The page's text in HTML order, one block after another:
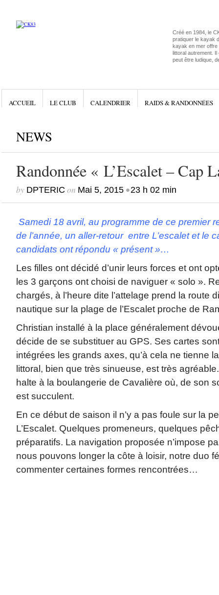
Créé en 1984, le
pratiquer le kayak
kayak en mer offre
littoral autrement.
peut être ludique,
ACCUEIL LE CLUB CALENDRIER RAIDS & RANDONNÉES
NEWS
Randonnée « L’Escalet – Cap
by DPTERIC on Mai 5, 2015•23 h 02 min
Samedi 18 avril, au programme de ce premier
de l’année, un aller-retour entre L’escalet et le
candidats ont répondu « présent »…
Les filles ont décidé d’unir leurs forces et ont
les 3 garçons ont choisi de naviguer « solo ».
chargés, à l’heure dite l’attelage prend la route
nautique sur la plage de l’Escalet proche de
Christian installé à la place généralement
décide de se substituer au GPS. Ses cartes
intégrées les grands axes, qu’à cela ne tienne
littoral, bien que très sinueuse, est très
halte à la boulangerie de Cavalière où, de son
est succulent.
En ce début de saison il n’y a pas foule sur la
L’Escalet. Quelques promeneurs, quelques
préparatifs. La navigation proposée n’impose
nous pouvons longer la côte à loisir, notre duo
commenter certaines formes rencontrées…